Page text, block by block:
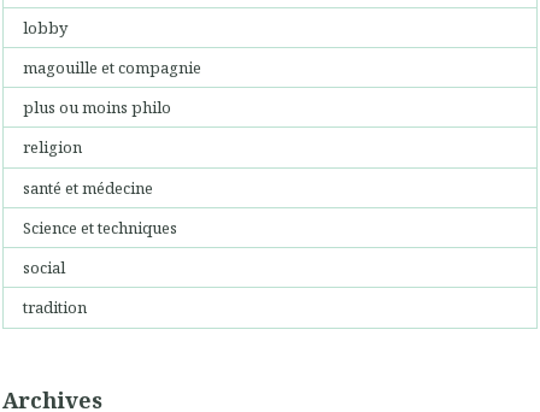
lobby
magouille et compagnie
plus ou moins philo
religion
santé et médecine
Science et techniques
social
tradition
Archives